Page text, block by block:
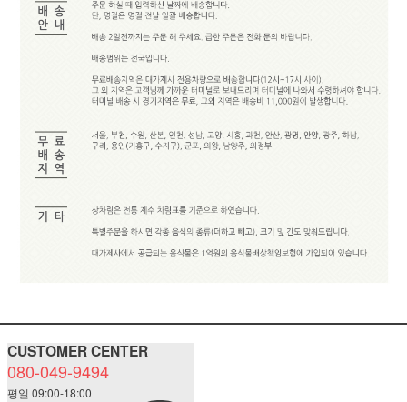
CUSTOMER CENTER
080-049-9494
평일 09:00-18:00